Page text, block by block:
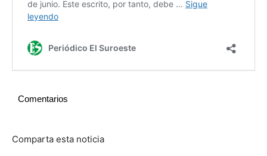
Comentarios
Comparta esta noticia